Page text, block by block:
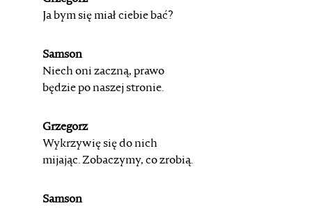
Ja bym się miał ciebie bać?
Samson
Niech oni zaczną, prawo
będzie po naszej stronie.
Grzegorz
Wykrzywię się do nich
mijając. Zobaczymy, co zrobią.
Samson